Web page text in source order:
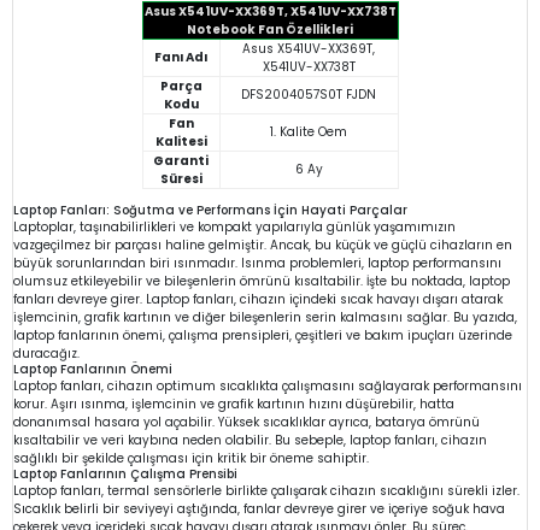
Asus X541UV-XX369T, X541UV-XX738T
Notebook Fan Özellikleri
Fanı Adı
Asus X541UV-XX369T,
X541UV-XX738T
Parça
Kodu
DFS2004057S0T FJDN
Fan
Kalitesi
1. Kalite Oem
Garanti
Süresi
6 Ay
Laptop Fanları: Soğutma ve Performans İçin Hayati Parçalar
Laptoplar, taşınabilirlikleri ve kompakt yapılarıyla günlük yaşamımızın
vazgeçilmez bir parçası haline gelmiştir. Ancak, bu küçük ve güçlü cihazların en
büyük sorunlarından biri ısınmadır. Isınma problemleri, laptop performansını
olumsuz etkileyebilir ve bileşenlerin ömrünü kısaltabilir. İşte bu noktada, laptop
fanları devreye girer. Laptop fanları, cihazın içindeki sıcak havayı dışarı atarak
işlemcinin, grafik kartının ve diğer bileşenlerin serin kalmasını sağlar. Bu yazıda,
laptop fanlarının önemi, çalışma prensipleri, çeşitleri ve bakım ipuçları üzerinde
duracağız.
Laptop Fanlarının Önemi
Laptop fanları, cihazın optimum sıcaklıkta çalışmasını sağlayarak performansını
korur. Aşırı ısınma, işlemcinin ve grafik kartının hızını düşürebilir, hatta
donanımsal hasara yol açabilir. Yüksek sıcaklıklar ayrıca, batarya ömrünü
kısaltabilir ve veri kaybına neden olabilir. Bu sebeple, laptop fanları, cihazın
sağlıklı bir şekilde çalışması için kritik bir öneme sahiptir.
Laptop Fanlarının Çalışma Prensibi
Laptop fanları, termal sensörlerle birlikte çalışarak cihazın sıcaklığını sürekli izler.
Sıcaklık belirli bir seviyeyi aştığında, fanlar devreye girer ve içeriye soğuk hava